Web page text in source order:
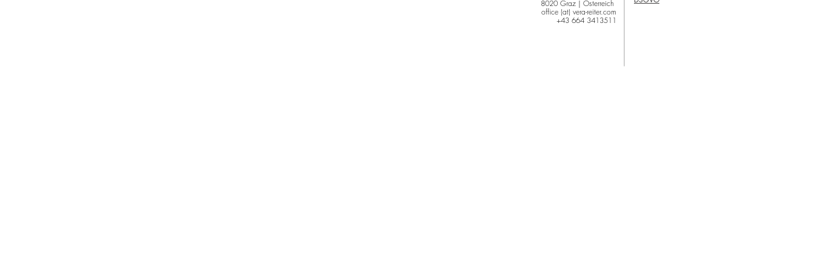
8020 Graz | Österreich
office (at) vera-reiter.com
+43 664 3413511